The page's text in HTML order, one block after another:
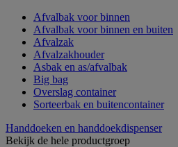
Afvalbak voor binnen
Afvalbak voor binnen en buiten
Afvalzak
Afvalzakhouder
Asbak en as/afvalbak
Big bag
Overslag container
Sorteerbak en buitencontainer
Handdoeken en handdoekdispenser
Bekijk de hele productgroep